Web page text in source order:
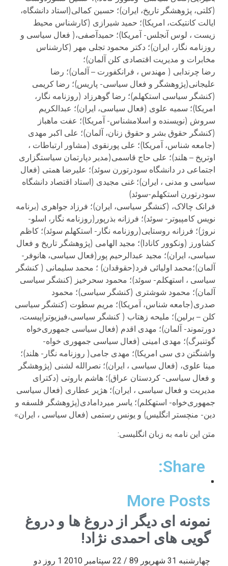
(کلتی، پژوهشگر تاریخ، ایران)؛ حسین کمالی(استاد دانشگاه،
ایالت کانتیکت، امریکا)؛ حمید شیرازی (کارشناس محیط
زیست ، لوس آنجلس- آمریکا)؛ حمیدآصفی،( فعال سیاسی و
روزنامه نگار، ایران)؛ دکتر محمود تجلی مهر (کارشناس
مخابرات و مدیریت اقتصادی کلن آلمان)؛
رضا چرندابی ( مهندس ، فرانکفورت – آلمان)؛ رضا
علیجانی(پژوهشگر و فعال سیاسی- پاریس)؛ رضا کریمی
(کنشگر سیاسی استکهلم)؛ رضا گوهرزاد (روزنامه نگار،
امریکا)؛ سمیه علوی (فعال سیاسی، ایران)؛ عبدالکریم
سروش (نویسنده و اسلامشناس- آمریکا)؛ عفت ماهباز
(کنشگر حقوق بشر و حقوق زنان، آلمان)؛ علی اکبر مهدی
(جامعه شناس، آمریکا)؛ علی پورنقوی (مشاور ارتباطات ،
اوتریخ – هلند)؛ علی حاج قاسمی(مدیر دپارتمان سیاستگزاری
اجتماعی در دانشگاه سودرتورن سوئد)؛ علیرضا همتی (فعال
سیاسی و مدنی ، ایران)؛ غنی مجیدی (استاد اقتصاد دانشگاه
سودرتورن استکهلم-سوئد)
فرانک چالاک، (کنشگر سیاسی، ایران)؛ فرزاد جواهری (برنامه
نویس کامپیوتر- سوئد)؛ فرزانه بذرپور(روزنامه نگار، اسلو-
نروژ)؛ فرزانه روستایی(روزنامه نگار- استکهلم سوئد)؛ کاظم
کشاورز (ونکوور کانادا)؛ مجید الهامی (پژوهشگر تاریخ و فعال
سیاسی، ایران)؛ مجید عبدالرحیم پور(فعال سیاسی، هانوفر-
آلمان)؛محمد اولیائی فرد(حقوقدان) ؛ محمد سلیمانی ( کنشگر
سیاسی ، استهکلم- سوئد)؛ محمود سحرخیز (کنشگر سیاسی
آلمان)؛ محمود شوشتری (کنشگر سیاسی)؛ محمود
صدری(جامعه شناس، آمریکا)؛ مریم سطوت (کنشگر سیاسی
کلن – برلین)؛ ملیحه زهتاب ( کنشگر سیاسی،فیزیوتراپیست،
دورتموند- آلمان)؛ مهدی اقدم (فعال سیاسی جمهوری‌خواه
گوتنبرگ)؛ مهدی امینی (فعال سیاسی جمهوری خواه-
واشنگتن دى سى امریکا)؛ مهدی جامی( روزنامه نگار- هلند)؛
مینا علوی، (فعال سیاسی ، ایران)؛ نصرالله لشنی (پژوهشگر
و فعال سیاسی- کردستان عراق)؛ هاشم باروتی (دکترای
مدیریت و فعال سیاسی ، ایران)؛ هژیر عطاری (فعال سیاسی
جمهوری‌خواه- استهکلم)؛ یاسر میردامادی(پژوهشگر فلسفه و
دین- منچستر انگلیس) و یونس رستمی (فعال سیاسی ، ایران»
متن این نامه به زبان انگلیسی:
Share:
More Posts
نمونه ای دیگر از دروغ ها و دروغ
گویی های احمدی نژاد!
چهارشنبه 31 شهریور 89 / 22 سپتامبر 2010 1 روز دو